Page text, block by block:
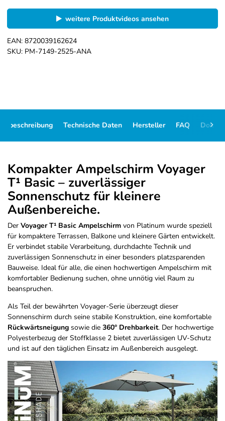
weitere Produktvideos ansehen
EAN: 8720039162624
SKU: PM-7149-2525-ANA
Technische Daten Hersteller FAQ
Kompakter Ampelschirm Voyager
T¹ Basic – zuverlässiger
Sonnenschutz für kleinere
Außenbereiche.
Der Voyager T¹ Basic Ampelschirm von Platinum wurde speziell
für kompaktere Terrassen, Balkone und kleinere Gärten entwickelt.
Er verbindet stabile Verarbeitung, durchdachte Technik und
zuverlässigen Sonnenschutz in einer besonders platzsparenden
Bauweise. Ideal für alle, die einen hochwertigen Ampelschirm mit
komfortabler Bedienung suchen, ohne unnötig viel Raum zu
beanspruchen.
Als Teil der bewährten Voyager-Serie überzeugt dieser
Sonnenschirm durch seine stabile Konstruktion, eine komfortable
Rückwärtsneigung sowie die 360° Drehbarkeit. Der hochwertige
Polyesterbezug der Stoffklasse 2 bietet zuverlässigen UV-Schutz
und ist auf den täglichen Einsatz im Außenbereich ausgelegt.